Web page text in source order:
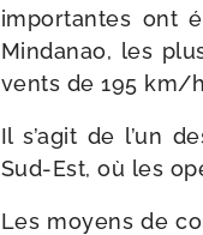
impor­tantes ont
Mindanao, les
vents de 195 km/​
Il s’a­git de l’un
Sud-​Est, où les
Les moyens de